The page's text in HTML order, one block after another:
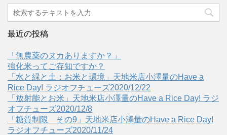
最近の投稿
「無農薬のヌカありますか？」
強化米ってご存知ですか？
「水と緑と土：お米と環境」天地米店小澤量のHave a
Rice Day! ラジオフチューズ2020/12/22
「放射能とお米」天地米店小澤量のHave a Rice Day! ラジ
オフチューズ2020/12/8
「糖質制限 その9」天地米店小澤量のHave a Rice Day!
ラジオフチューズ2020/11/24